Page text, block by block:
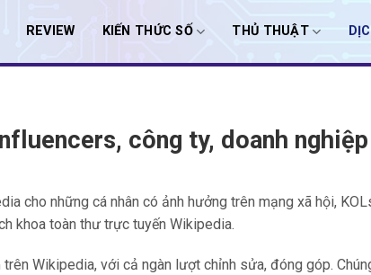
REVIEW KIẾN THỨC SỐ THỦ THUẬT
công ty, doanh nghiệp
cho những cá nhân có ảnh hưởng trên mạng xã hội,
khoa toàn thư trực tuyến Wikipedia.
Wikipedia, với cả ngàn lượt chỉnh sửa, đóng góp.